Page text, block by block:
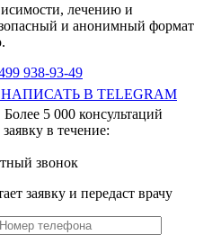
лечению и
и анонимный формат
938-93-49
НАПИСАТЬ В TELEGRAM
Более 5 000 консультаций
в течение:
звонок
заявку и передаст врачу